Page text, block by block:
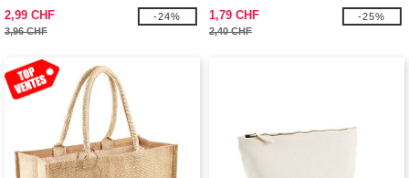
2,99 CHF
3,96 CHF
-24%
1,79 CHF
2,40 CHF
-25%